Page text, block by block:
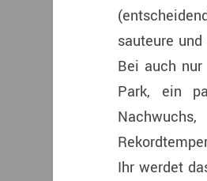
sauteure
Bei auch
Park, ein
Ihr werdet